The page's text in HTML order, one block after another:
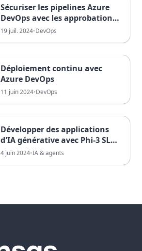
Sécuriser les pipelines Azure
DevOps avec les approbations
et les verrous exclusifs
19 juil. 2024•DevOps
Déploiement continu avec
Azure DevOps
11 juin 2024•DevOps
Développer des applications
d'IA générative avec Phi-3 SLM,
C# Semantic Kernel et Ollama
4 juin 2024•IA & agents